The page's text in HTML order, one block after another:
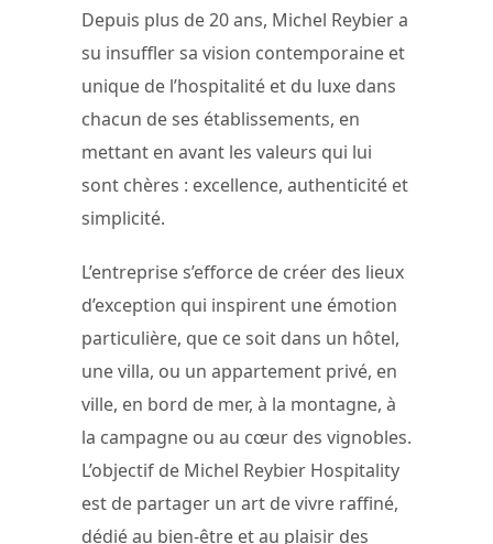
Depuis plus de 20 ans, Michel Reybier a
su insuffler sa vision contemporaine et
unique de l’hospitalité et du luxe dans
chacun de ses établissements, en
mettant en avant les valeurs qui lui
sont chères : excellence, authenticité et
simplicité.
L’entreprise s’efforce de créer des lieux
d’exception qui inspirent une émotion
particulière, que ce soit dans un hôtel,
une villa, ou un appartement privé, en
ville, en bord de mer, à la montagne, à
la campagne ou au cœur des vignobles.
L’objectif de Michel Reybier Hospitality
est de partager un art de vivre raffiné,
dédié au bien-être et au plaisir des